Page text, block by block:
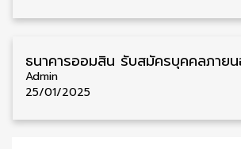
Admin
25/01/2025